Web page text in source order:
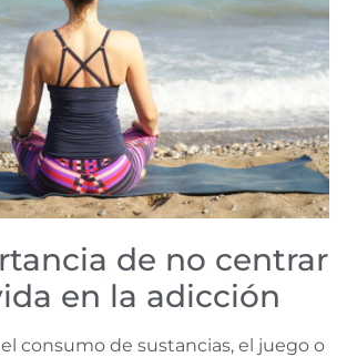
de no centrar
en la adicción
consumo de sustancias, el juego o